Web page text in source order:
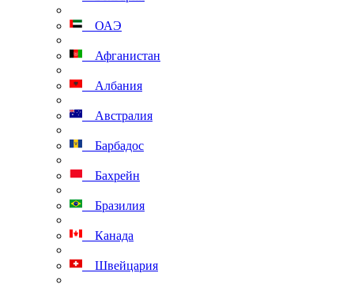
ОАЭ
Афганистан
Албания
Австралия
Барбадос
Бахрейн
Бразилия
Канада
Швейцария